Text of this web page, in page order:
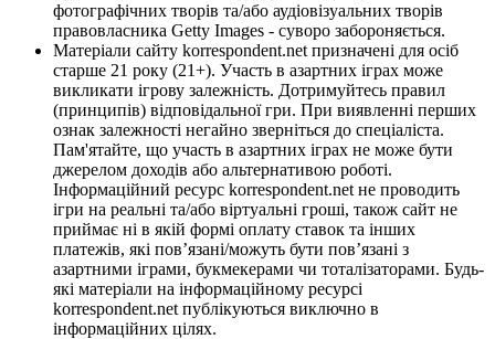
фотографічних творів та/або аудіовізуальних творів
правовласника Getty Images - суворо забороняється.
Матеріали сайту korrespondent.net призначені для осіб
старше 21 року (21+). Участь в азартних іграх може
викликати ігрову залежність. Дотримуйтесь правил
(принципів) відповідальної гри. При виявленні перших
ознак залежності негайно зверніться до спеціаліста.
Пам'ятайте, що участь в азартних іграх не може бути
джерелом доходів або альтернативою роботі.
Інформаційний ресурс korrespondent.net не проводить
ігри на реальні та/або віртуальні гроші, також сайт не
приймає ні в якій формі оплату ставок та інших
платежів, які пов’язані/можуть бути пов’язані з
азартними іграми, букмекерами чи тоталізаторами. Будь-
які матеріали на інформаційному ресурсі
korrespondent.net публікуються виключно в
інформаційних цілях.